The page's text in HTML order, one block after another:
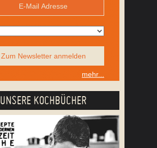
Zum Newsletter anmelden
mehr...
UNSERE KOCHBÜCHER